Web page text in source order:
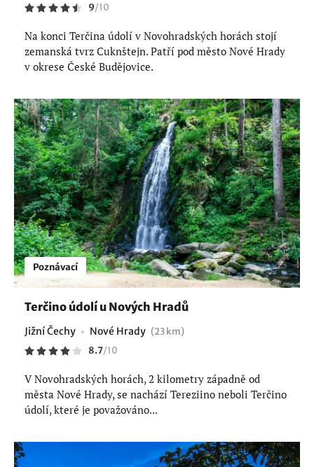
9/10
Na konci Terčina údolí v Novohradských horách stojí
zemanská tvrz Cuknštejn. Patří pod město Nové Hrady
v okrese České Budějovice.
Poznávací
Terčino údolí u Nových Hradů
Jižní Čechy Nové Hrady (23 km)
8.7/10
V Novohradských horách, 2 kilometry západně od
města Nové Hrady, se nachází Tereziino neboli Terčino
údolí, které je považováno...